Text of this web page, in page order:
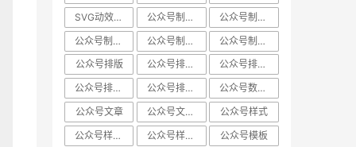
SVG动效样式
公众号制作、公众号排版
公众号制作、公众号模板
公众号制作、微信编辑器
公众号制作，公众号排版
公众号制作，公众号排版、微信编辑器
公众号排版
公众号排版，公众号模板
公众号排版，公众号素材
公众号排版，微信编辑器
公众号排版，排版样式
公众号数据分析
公众号文章
公众号文章、公众号运营
公众号样式
公众号样式，微信公众号排版
公众号样式，微信编辑器
公众号模板